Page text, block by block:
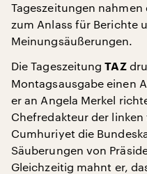
Tageszeitungen nahmen
zum Anlass für Berichte
Meinungsäußerungen.
Die TageszeitungTAZ
Montagsausgabe einen
er an Angela Merkel
Chefredakteur der
Cumhuriyet die
Säuberungen von
Gleichzeitig mahnt er,